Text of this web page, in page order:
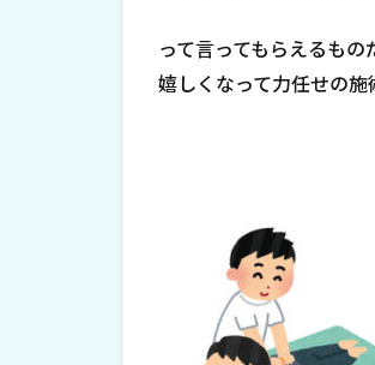
って言ってもらえるもの
嬉しくなって力任せの施